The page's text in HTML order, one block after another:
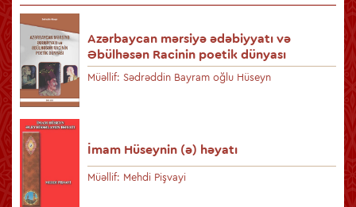
Azərbaycan mərsiyə ədəbiyyatı və
Əbülhəsən Racinin poetik dünyası
Müəllif: Sədrəddin Bayram oğlu Hüseyn
İmam Hüseynin (ə) həyatı
Müəllif: Mehdi Pişvayi